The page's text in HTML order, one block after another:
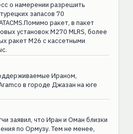
о намерении разрешить
запасов 70
ракет, в пакет
установок M270 MLRS, более
ракет M26 с кассетными
Ираном,
в городе Джазан на юге
заявил, что Иран и Оман близки
по Ормузу. Тем не менее,